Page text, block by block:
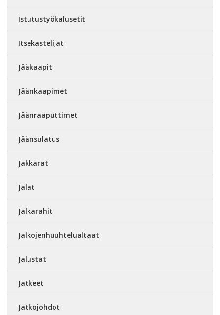
Istutustyökalusetit
Itsekastelijat
Jääkaapit
Jäänkaapimet
Jäänraaputtimet
Jäänsulatus
Jakkarat
Jalat
Jalkarahit
Jalkojenhuuhtelualtaat
Jalustat
Jatkeet
Jatkojohdot